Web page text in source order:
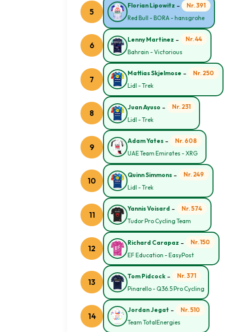
5
Florian Lipowitz -
Nr. 391
Red Bull - BORA - hansgrohe
6
Lenny Martinez -
Nr. 44
Bahrain - Victorious
7
Mattias Skjelmose -
Nr. 250
Lidl - Trek
8
Juan Ayuso -
Nr. 231
Lidl - Trek
9
Adam Yates -
Nr. 608
UAE Team Emirates - XRG
10
Quinn Simmons -
Nr. 249
Lidl - Trek
11
Yannis Voisard -
Nr. 574
Tudor Pro Cycling Team
12
Richard Carapaz -
Nr. 150
EF Education - EasyPost
13
Tom Pidcock -
Nr. 371
Pinarello - Q36.5 Pro Cycling
14
Jordan Jegat -
Nr. 510
Team TotalEnergies